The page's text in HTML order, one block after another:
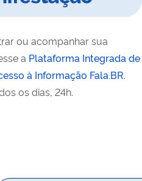
ou acompanhar sua
a Plataforma Integrada de
à Informação Fala.BR.
os dias, 24h.